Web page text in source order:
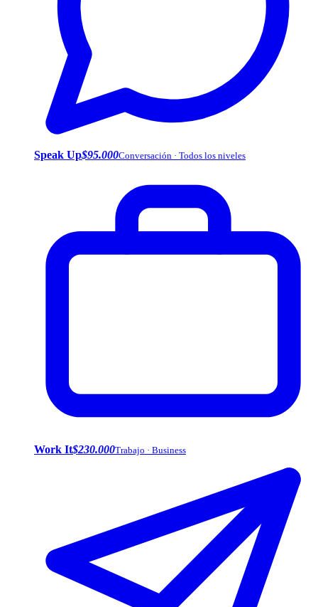
Speak Up$95.000Conversación · Todos los niveles
Work It$230.000Trabajo · Business